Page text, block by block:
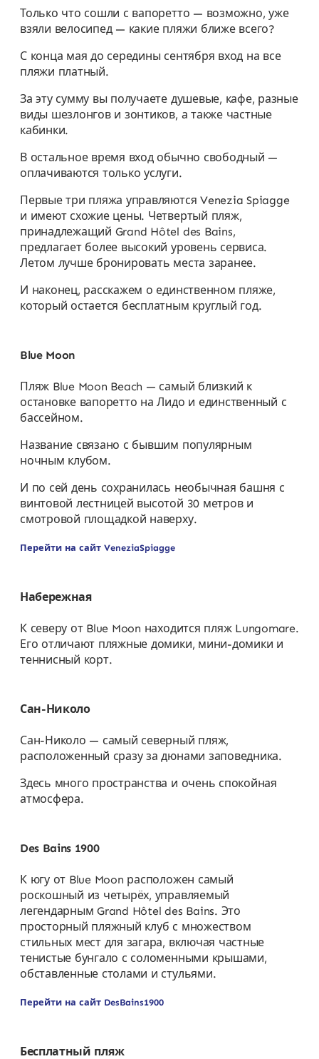
Только что сошли с вапоретто — возможно, уже
взяли велосипед — какие пляжи ближе всего?
С конца мая до середины сентября вход на все
пляжи платный.
За эту сумму вы получаете душевые, кафе, разные
виды шезлонгов и зонтиков, а также частные
кабинки.
В остальное время вход обычно свободный —
оплачиваются только услуги.
Первые три пляжа управляются Venezia Spiagge
и имеют схожие цены. Четвертый пляж,
принадлежащий Grand Hôtel des Bains,
предлагает более высокий уровень сервиса.
Летом лучше бронировать места заранее.
И наконец, расскажем о единственном пляже,
который остается бесплатным круглый год.
Blue Moon
Пляж Blue Moon Beach — самый близкий к
остановке вапоретто на Лидо и единственный с
бассейном.
Название связано с бывшим популярным
ночным клубом.
И по сей день сохранилась необычная башня с
винтовой лестницей высотой 30 метров и
смотровой площадкой наверху.
Перейти на сайт VeneziaSpiagge
Набережная
К северу от Blue Moon находится пляж Lungomare.
Его отличают пляжные домики, мини-домики и
теннисный корт.
Сан-Николо
Сан-Николо — самый северный пляж,
расположенный сразу за дюнами заповедника.
Здесь много пространства и очень спокойная
атмосфера.
Des Bains 1900
К югу от Blue Moon расположен самый
роскошный из четырёх, управляемый
легендарным Grand Hôtel des Bains. Это
просторный пляжный клуб с множеством
стильных мест для загара, включая частные
тенистые бунгало с соломенными крышами,
обставленные столами и стульями.
Перейти на сайт DesBains1900
Бесплатный пляж